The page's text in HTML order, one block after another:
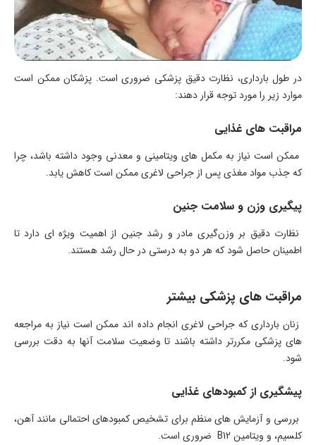
در طول بارداری، نظارت دقیق پزشکی ضروری است. پزشکان ممکن است
موارد زیر را مورد توجه قرار دهند:
مراقبت های غذایی
ممکن است نیاز به مکمل‌ های ویتامینی و معدنی وجود داشته باشد، چرا
که جذب مواد مغذی پس از جراحی لاغری ممکن است کاهش یابد.
پیگیری وزن و سلامت جنین
نظارت دقیق بر وزن‌گیری مادر و رشد جنین از اهمیت ویژه ‌ای دارد تا
اطمینان حاصل شود که هر دو به درستی در حال رشد هستند.
مراقبت ‌های پزشکی بیشتر
زنان بارداری که جراحی لاغری انجام داده‌ اند ممکن است نیاز به مراجعه‌
های پزشکی مکررتر داشته باشند تا وضعیت سلامت آنها به دقت بررسی
شود.
پیشگیری از کمبودهای غذایی
بررسی و آزمایش ‌های منظم برای تشخیص کمبودهای احتمالی مانند آهن،
کلسیم، و ویتامین B12 ضروری است.